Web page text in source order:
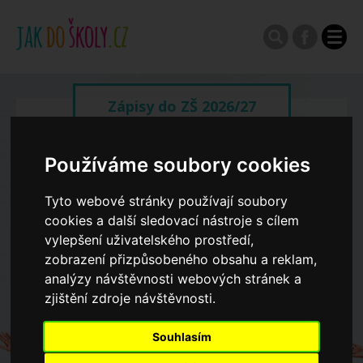
Používáme soubory cookies
Tyto webové stránky používají soubory
cookies a další sledovací nástroje s cílem
vylepšení uživatelského prostředí,
zobrazení přizpůsobeného obsahu a reklam,
analýzy návštěvnosti webových stránek a
zjištění zdroje návštěvnosti.
Souhlasím
Zápisy do ZŠ 2026/27
Výroční zprávy
Spádové oblasti ZŠ
Koncepce školství
Dny otevřených dveří ZŠ